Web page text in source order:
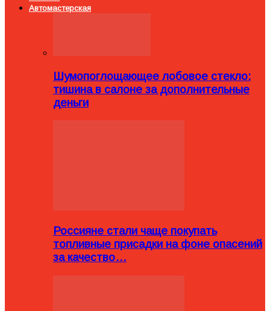
Автомастерская
Шумопоглощающее лобовое стекло:
тишина в салоне за дополнительные
деньги
Россияне стали чаще покупать
топливные присадки на фоне опасений
за качество…